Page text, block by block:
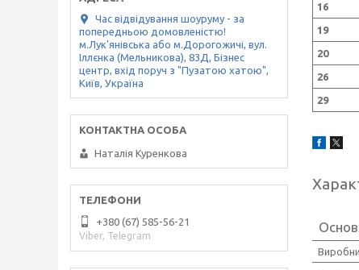
16
19
20
26
29
Час відвідування шоуруму - за
попередньою домовленістю!
м.Лук'янівська або м.Дорогожичі, вул.
Іллєнка (Мельникова), 83Д, Бізнес
центр, вхід поруч з "Пузатою хатою",
Київ, Україна
Наталія Куренкова
+380 (67) 585-56-21
Viber, Telegram